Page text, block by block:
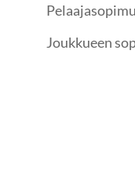
Joukkueen